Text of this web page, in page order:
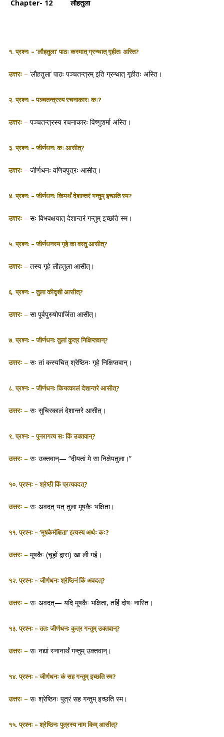
Chapter- 12 लौहतुला
१. प्रश्नः – ‘लौहतुला’ पाठः कस्मात् ग्रन्थात् गृहीतः अस्ति?
उत्तरः – ‘लौहतुला’ पाठः पञ्चतन्त्रम्इति ग्रन्थात् गृहीतः अस्ति।
२. प्रश्नः – पञ्चतन्त्रस्य रचनाकारः कः?
उत्तरः – पञ्चतन्त्रस्य रचनाकारः विष्णुशर्माअस्ति।
३. प्रश्नः – जीर्णधनः कः आसीत्?
उत्तरः – जीर्णधनः वणिक्पुत्रः आसीत्।
४. प्रश्नः – जीर्णधनः किमर्थं देशान्तरं गन्तुम् इच्छति स्म?
उत्तरः – सः विभवक्षयात् देशान्तरं गन्तुम् इच्छति स्म।
५. प्रश्नः – जीर्णधनस्य गृहे का वस्तु आसीत्?
उत्तरः – तस्य गृहे लौहतुला आसीत्।
६. प्रश्नः – तुला कीदृशी आसीत्?
उत्तरः – सा पूर्वपुरुषोपार्जिता आसीत्।
७. प्रश्नः – जीर्णधनः तुलां कुत्र निक्षिप्तवान्?
उत्तरः – सः तां कस्यचित् श्रेष्ठिनः गृहे निक्षिप्तवान्।
८. प्रश्नः – जीर्णधनः कियत्कालं देशान्तरे आसीत्?
उत्तरः – सः सुचिरकालं देशान्तरे आसीत्।
९. प्रश्नः – पुनरागत्य सः किं उक्तवान्?
उत्तरः – सः उक्तवान्— “दीयतां मे सा निक्षेपतुला।”
१०. प्रश्नः – श्रेष्ठी किं प्रत्यवदत्?
उत्तरः – सः अवदत् यत् तुला मूषकैः भक्षिता।
११. प्रश्नः – ‘मूषकैर्मक्षिता’ इत्यस्य अर्थः कः?
उत्तरः – मूषकैः (चूहों द्वारा) खा ली गई।
१२. प्रश्नः – जीर्णधनः श्रेष्ठिनं किं अवदत्?
उत्तरः – सः अवदत्— यदि मूषकैः भक्षिता, तर्हि दोषः नास्ति।
१३. प्रश्नः – ततः जीर्णधनः कुत्र गन्तुम् उक्तवान्?
उत्तरः – सः नद्यां स्नानार्थं गन्तुम् उक्तवान्।
१४. प्रश्नः – जीर्णधनः कं सह गन्तुम् इच्छति स्म?
उत्तरः – सः श्रेष्ठिनः पुत्रं सह गन्तुम् इच्छति स्म।
१५. प्रश्नः – श्रेष्ठिनः पुत्रस्य नाम किम् आसीत्?